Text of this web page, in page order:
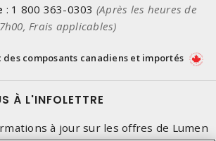
: 1 800 363-0303 (Après les heures de
Frais applicables)
des composants canadiens et importés
À L'INFOLETTRE
à jour sur les offres de Lumen